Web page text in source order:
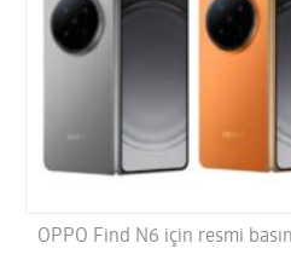
OPPO Find N6 için resmi